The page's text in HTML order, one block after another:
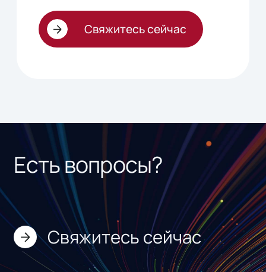
Свяжитесь сейчас
Есть вопросы?
Свяжитесь сейчас